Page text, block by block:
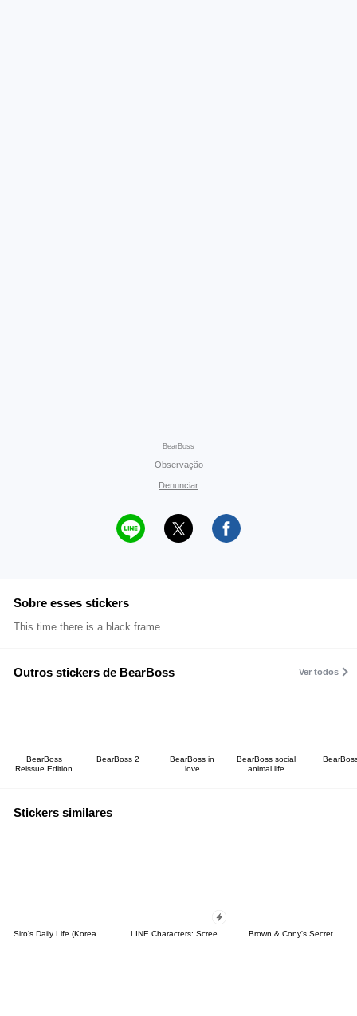
BearBoss
Observação
Denunciar
Sobre esses stickers
This time there is a black frame
Outros stickers de BearBoss Ver todos
BearBoss
Reissue Edition
BearBoss 2
BearBoss in
love
BearBoss social
animal life
Stickers similares
Siro's Daily Life (Korean&Japanese) LINE Characters: Screen Hogs Brown & Cony's Secret Date!